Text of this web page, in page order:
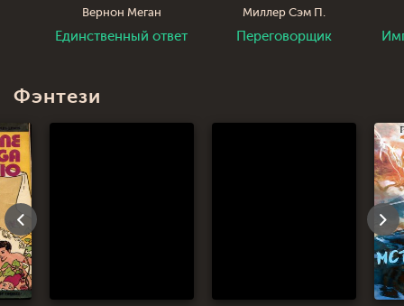
Вернон Меган
Единственный ответ
Миллер Сэм П.
Переговорщик
Фэнтези